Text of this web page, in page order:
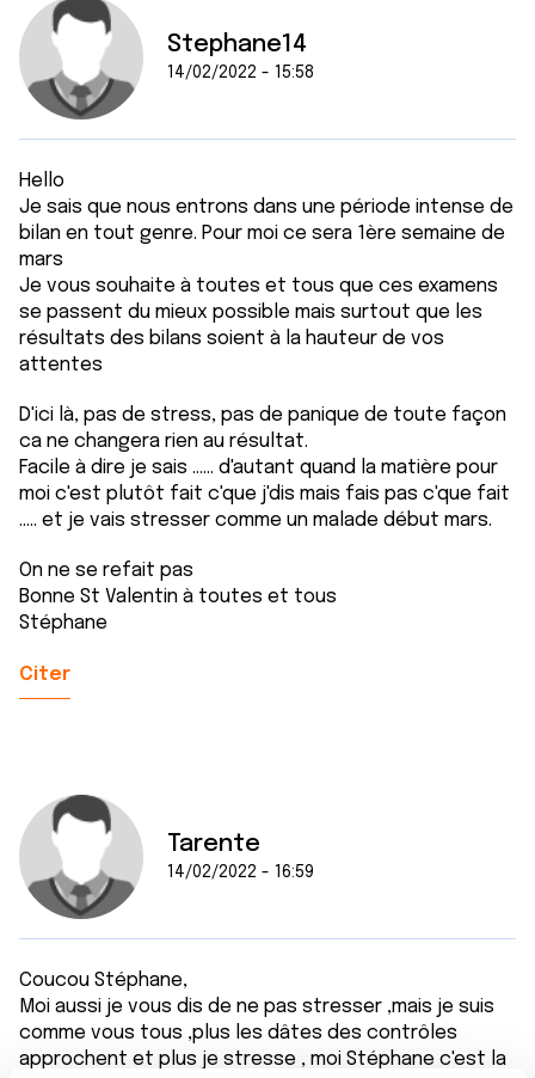
Stephane14
14/02/2022 - 15:58
Hello
Je sais que nous entrons dans une période intense de
bilan en tout genre. Pour moi ce sera 1ère semaine de
mars
Je vous souhaite à toutes et tous que ces examens
se passent du mieux possible mais surtout que les
résultats des bilans soient à la hauteur de vos
attentes
D'ici là, pas de stress, pas de panique de toute façon
ca ne changera rien au résultat.
Facile à dire je sais ...... d'autant quand la matière pour
moi c'est plutôt fait c'que j'dis mais fais pas c'que fait
..... et je vais stresser comme un malade début mars.
On ne se refait pas
Bonne St Valentin à toutes et tous
Stéphane
Citer
Tarente
14/02/2022 - 16:59
Coucou Stéphane,
Moi aussi je vous dis de ne pas stresser ,mais je suis
comme vous tous ,plus les dâtes des contrôles
approchent et plus je stresse , moi Stéphane c'est la